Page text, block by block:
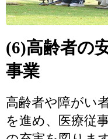
(6)高齢者の
事業
高齢者や障がい
を進め、医療従